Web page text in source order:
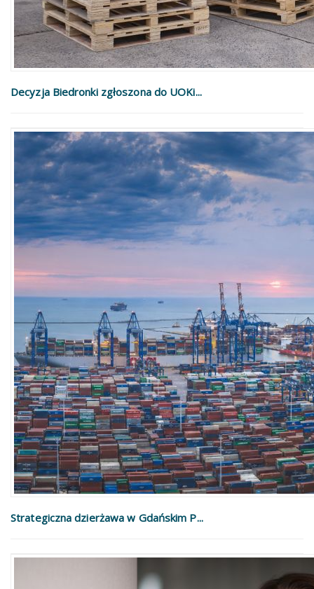
Decyzja Biedronki zgłoszona do UOKi...
Strategiczna dzierżawa w Gdańskim P...